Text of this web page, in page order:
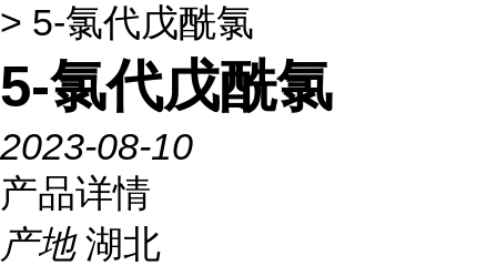
> 5-氯代戊酰氯
5-氯代戊酰氯
2023-08-10
产品详情
产地 湖北